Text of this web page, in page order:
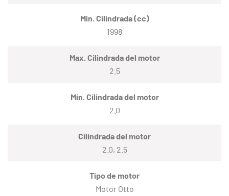
Mín. Cilindrada (cc)
1998
Max. Cilindrada del motor
2.5
Mín. Cilindrada del motor
2.0
Cilindrada del motor
2.0, 2.5
Tipo de motor
Motor Otto